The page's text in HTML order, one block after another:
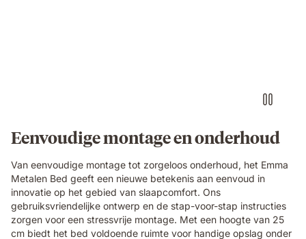
Eenvoudige montage en onderhoud
Van eenvoudige montage tot zorgeloos onderhoud, het Emma
Metalen Bed geeft een nieuwe betekenis aan eenvoud in
innovatie op het gebied van slaapcomfort. Ons
gebruiksvriendelijke ontwerp en de stap-voor-stap instructies
zorgen voor een stressvrije montage. Met een hoogte van 25
cm biedt het bed voldoende ruimte voor handige opslag onder